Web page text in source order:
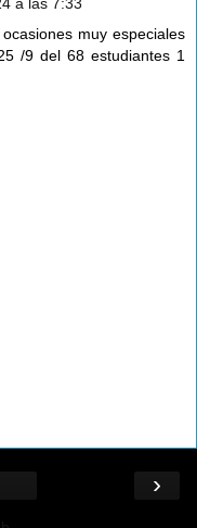
a las 7:33
muy especiales
/9 del 68 estudiantes 1
›